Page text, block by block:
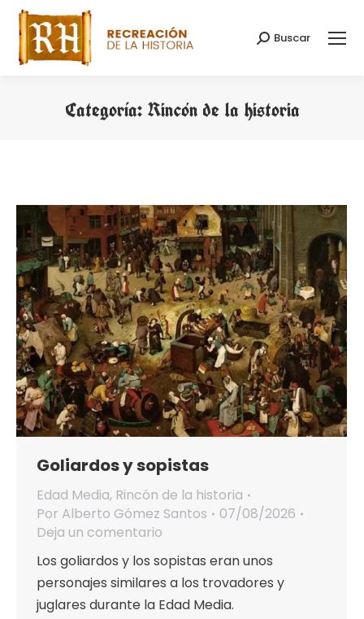
Buscar:
Buscar
Categoría: Rincón de la historia
Goliardos y sopistas
Edad Media, Rincón de la historia
Por Alberto Gómez Santos
07/08/2026
Deja un comentario
Los goliardos y los sopistas eran unos
personajes similares a los trovadores y
juglares durante la Edad Media.